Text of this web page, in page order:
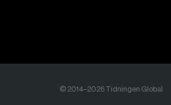
© 2014–2026 Tidningen Global